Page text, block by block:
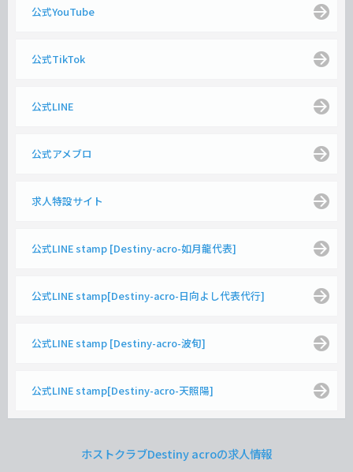
公式YouTube
公式TikTok
公式LINE
公式アメブロ
求人特設サイト
公式LINE stamp [Destiny-acro-如月龍代表]
公式LINE stamp[Destiny-acro-日向よし代表代行]
公式LINE stamp [Destiny-acro-波旬]
公式LINE stamp[Destiny-acro-天照陽]
ホストクラブDestiny acroの求人情報